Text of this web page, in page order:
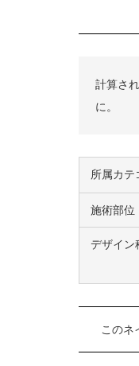
計算さ
に。
所属カテ
施術部位
デザイン
このネ